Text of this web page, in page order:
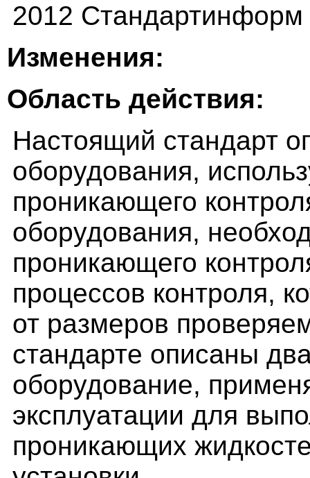
2012 Стандартинформ
Изменения:
Область действия:
Настоящий стандарт
оборудования,
проникающего
оборудования,
проникающего
процессов контроля,
от размеров
стандарте описаны
оборудование,
эксплуатации для
проникающих